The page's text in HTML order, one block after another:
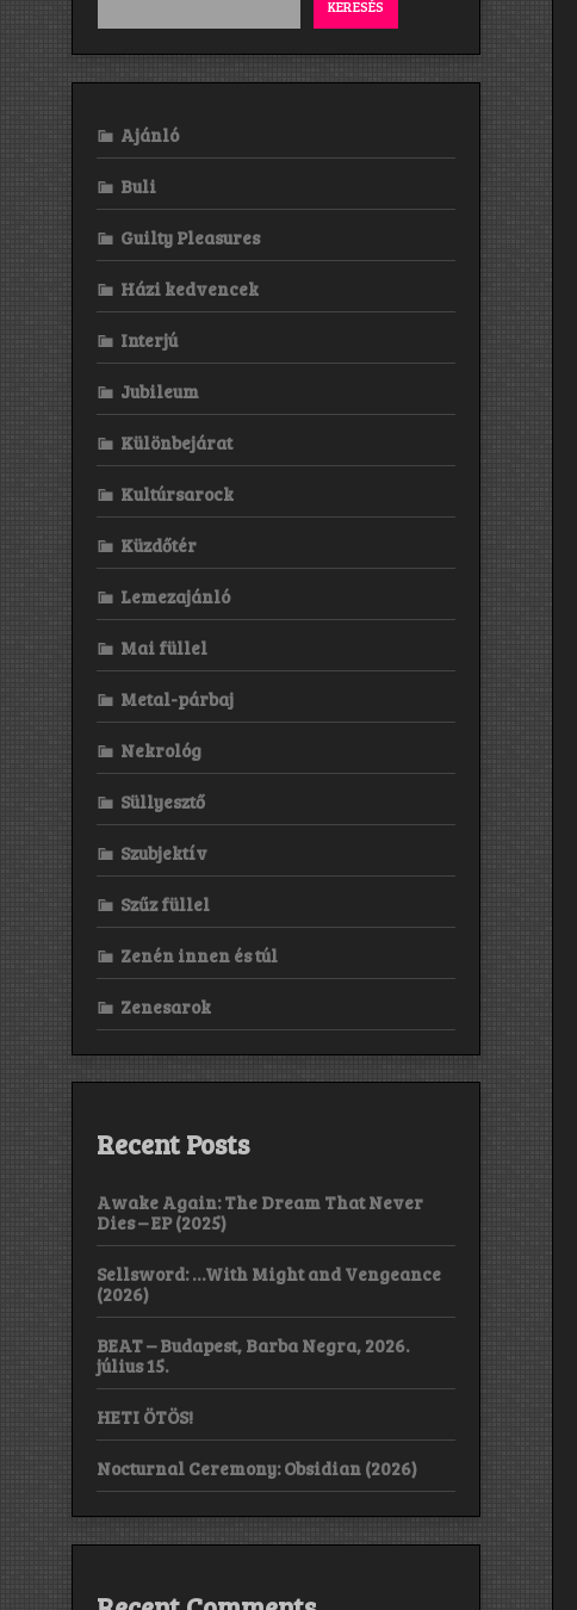
KERESÉS
Ajánló
Buli
Guilty Pleasures
Házi kedvencek
Interjú
Jubileum
Különbejárat
Kultúrsarock
Küzdőtér
Lemezajánló
Mai füllel
Metal-párbaj
Nekrológ
Süllyesztő
Szubjektív
Szűz füllel
Zenén innen és túl
Zenesarok
Recent Posts
Awake Again: The Dream That Never
Dies – EP (2025)
Sellsword: …With Might and Vengeance
(2026)
BEAT – Budapest, Barba Negra, 2026.
július 15.
HETI ÖTÖS!
Nocturnal Ceremony: Obsidian (2026)